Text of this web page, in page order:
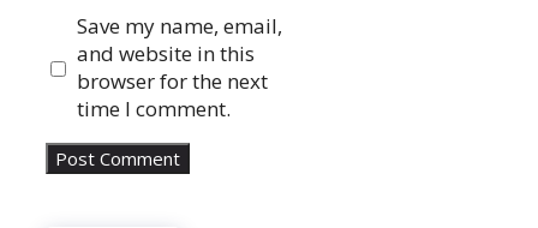
Website
Save my name, email,
and website in this
browser for the next
time I comment.